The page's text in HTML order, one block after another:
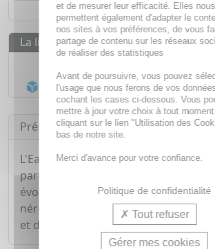
Paiement en4 fois sans fraisà
La livraison
Acheminement Chronopost
Présentation
L'Eau Fraîche Thé des Vignes est
particulièrement douce et sensuelle.
évoque les notes voluptueuses de
néroli et de gingembre, infusées de
et de jasmin. L'instant si sensuel
et de mesurer leur efficacité. Elles nous
permettent également d'adapter le
nos sites à vos préférences, de vous
partage de contenu sur les réseaux
de réaliser des statistiques
Avant de poursuivre, vous pouvez
l'usage que nous ferons de vos
cochant les cases ci-dessous. Vous
mettre à jour votre choix à tout
cliquant sur le lien "Utilisation des
bas de notre site.
Merci d'avance pour votre confiance.
Politique de confidentialité
Tout refuser
Gérer mes cookies